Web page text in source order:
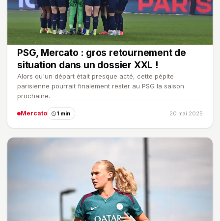
PSG, Mercato : gros retournement de
situation dans un dossier XXL !
Alors qu'un départ était presque acté, cette pépite
parisienne pourrait finalement rester au PSG la saison
prochaine.
Mercato 1 min 20 mai 2025